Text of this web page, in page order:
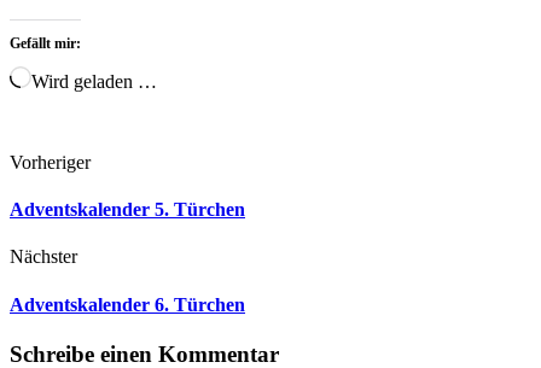
Gefällt mir:
Wird geladen …
Vorheriger
Adventskalender 5. Türchen
Nächster
Adventskalender 6. Türchen
Schreibe einen Kommentar